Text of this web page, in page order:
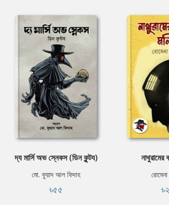
দ্য মার্সি অভ স্নেকস (ডিন কুন্টয)
মো. ফুয়াদ আল ফিদাহ
৳৫৫
নাথুরামের